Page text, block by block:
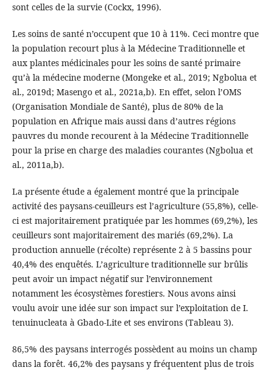
sont celles de la survie (Cockx, 1996).
Les soins de santé n’occupent que 10 à 11%. Ceci montre que
la population recourt plus à la Médecine Traditionnelle et
aux plantes médicinales pour les soins de santé primaire
qu’à la médecine moderne (Mongeke et al., 2019; Ngbolua et
al., 2019d; Masengo et al., 2021a,b). En effet, selon l’OMS
(Organisation Mondiale de Santé), plus de 80% de la
population en Afrique mais aussi dans d’autres régions
pauvres du monde recourent à la Médecine Traditionnelle
pour la prise en charge des maladies courantes (Ngbolua et
al., 2011a,b).
La présente étude a également montré que la principale
activité des paysans-ceuilleurs est l’agriculture (55,8%), celle-
ci est majoritairement pratiquée par les hommes (69,2%), les
ceuilleurs sont majoritairement des mariés (69,2%). La
production annuelle (récolte) représente 2 à 5 bassins pour
40,4% des enquêtés. L’agriculture traditionnelle sur brûlis
peut avoir un impact négatif sur l’environnement
notamment les écosystèmes forestiers. Nous avons ainsi
voulu avoir une idée sur son impact sur l’exploitation de I.
tenuinucleata à Gbado-Lite et ses environs (Tableau 3).
86,5% des paysans interrogés possèdent au moins un champ
dans la forêt. 46,2% des paysans y fréquentent plus de trois